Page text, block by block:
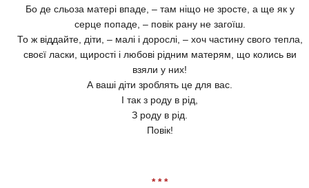
Бо де сльоза матері впаде, – там ніщо не зросте, а ще як у
серце попаде, – повік рану не загоїш.
То ж віддайте, діти, – малі і дорослі, – хоч частину свого тепла,
своєї ласки, щирості і любові рідним матерям, що колись ви
взяли у них!
А ваші діти зроблять це для вас.
І так з роду в рід,
З роду в рід.
Повік!
* * *